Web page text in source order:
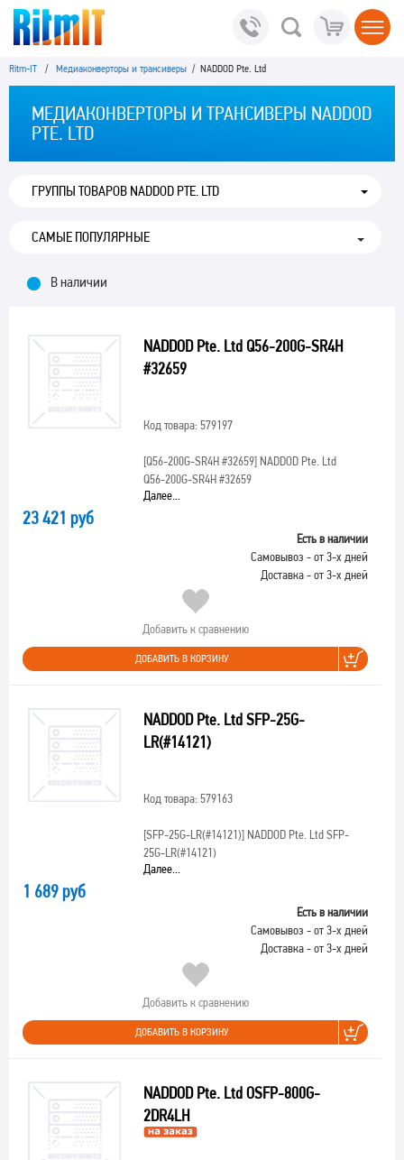
Ritm-IT / Медиаконверторы и трансиверы / NADDOD Pte. Ltd
МЕДИАКОНВЕРТОРЫ И ТРАНСИВЕРЫ NADDOD
PTE. LTD
ГРУППЫ ТОВАРОВ NADDOD PTE. LTD
В наличии
NADDOD Pte. Ltd Q56-200G-SR4H
#32659
Код товара: 579197
[Q56-200G-SR4H #32659]NADDOD Pte. Ltd
Q56-200G-SR4H #32659
Далее...
23 421 руб
Есть в наличии
Самовывоз - от 3-х дней
Доставка - от 3-х дней
Добавить к сравнению
ДОБАВИТЬ В КОРЗИНУ
NADDOD Pte. Ltd SFP-25G-
LR(#14121)
Код товара: 579163
[SFP-25G-LR(#14121)]NADDOD Pte. Ltd SFP-
25G-LR(#14121)
Далее...
1 689 руб
Есть в наличии
Самовывоз - от 3-х дней
Доставка - от 3-х дней
Добавить к сравнению
ДОБАВИТЬ В КОРЗИНУ
NADDOD Pte. Ltd OSFP-800G-
2DR4LH